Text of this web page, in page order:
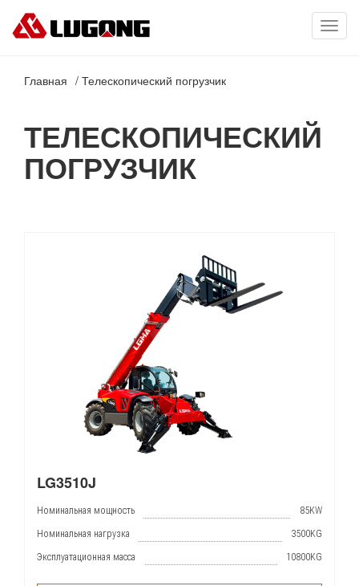
Главная Телескопический погрузчик
ТЕЛЕСКОПИЧЕСКИЙ
ПОГРУЗЧИК
LG3510J
Номинальная мощность 85KW
Номинальная нагрузка 3500KG
Эксплуатационная масса 10800KG